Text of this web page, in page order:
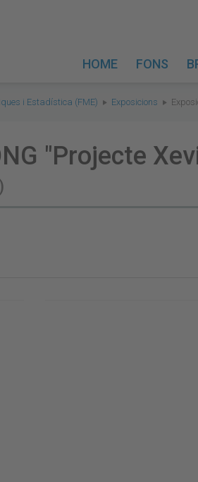
HOME FONS
i Estadística (FME) Exposicions
"Projecte